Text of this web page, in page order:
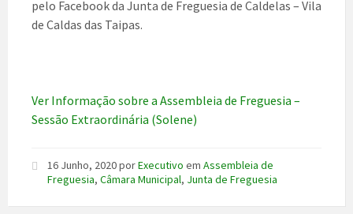
pelo Facebook da Junta de Freguesia de Caldelas – Vila
de Caldas das Taipas.
Ver Informação sobre a Assembleia de Freguesia –
Sessão Extraordinária (Solene)
16 Junho, 2020porExecutivo em Assembleia de
Freguesia, Câmara Municipal, Junta de Freguesia